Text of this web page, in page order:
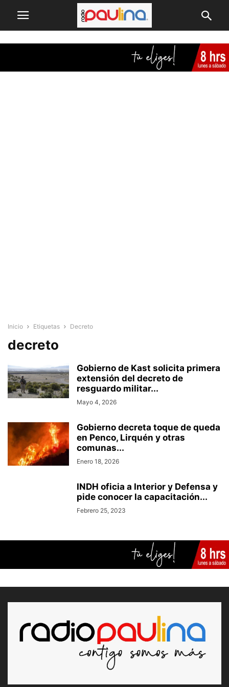
Inicio Etiquetas Decreto
decreto
Gobierno de Kast solicita primera
extensión del decreto de
resguardo militar...
Mayo 4, 2026
Gobierno decreta toque de queda
en Penco, Lirquén y otras
comunas...
Enero 18, 2026
INDH oficia a Interior y Defensa y
pide conocer la capacitación...
Febrero 25, 2023